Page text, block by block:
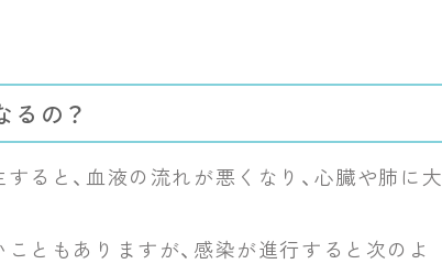
るの？
ると、血液の流れが悪くなり、心臓や肺に大
ともありますが、感染が進行すると次のよ